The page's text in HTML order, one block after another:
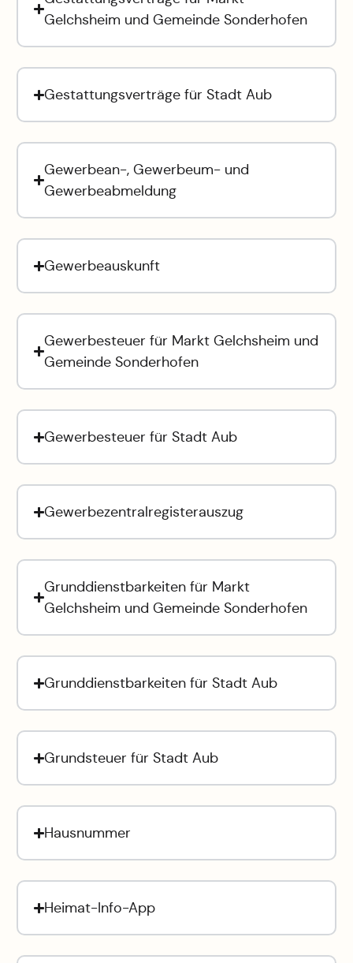
Gelchsheim und Gemeinde Sonderhofen
Gestattungsverträge für Stadt Aub
Gewerbean-, Gewerbeum- und
Gewerbeabmeldung
Gewerbeauskunft
Gewerbesteuer für Markt Gelchsheim und
Gemeinde Sonderhofen
Gewerbesteuer für Stadt Aub
Gewerbezentralregisterauszug
Grunddienstbarkeiten für Markt
Gelchsheim und Gemeinde Sonderhofen
Grunddienstbarkeiten für Stadt Aub
Grundsteuer für Stadt Aub
Hausnummer
Heimat-Info-App